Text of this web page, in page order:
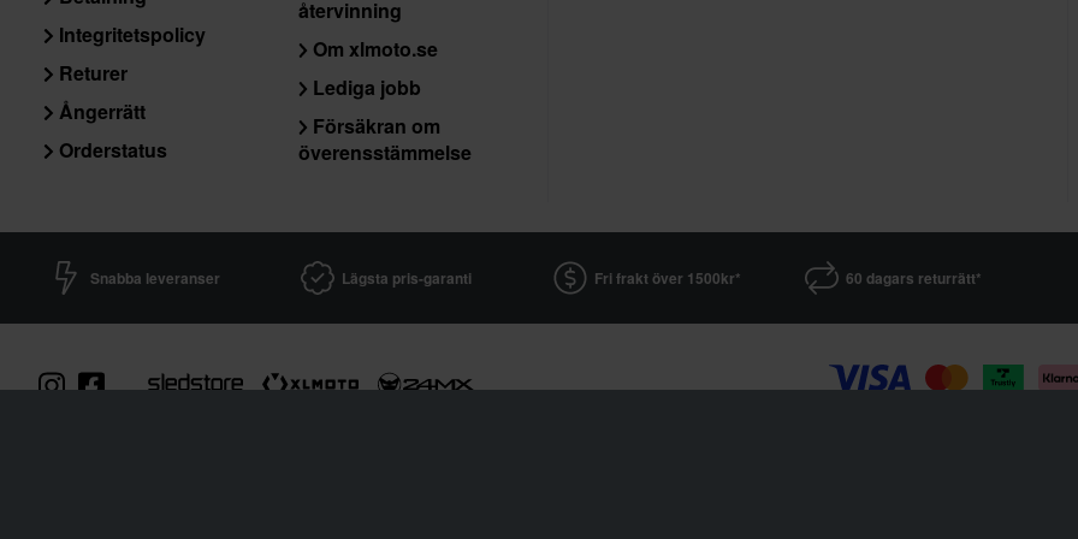
Integritetspolicy
Returer
Ångerrätt
Orderstatus
återvinning
Om xlmoto.se
Lediga jobb
Försäkran om
överensstämmelse
Snabba leveranser Lägsta pris-garanti Fri frakt över 1500kr* 60 dagars returrätt*